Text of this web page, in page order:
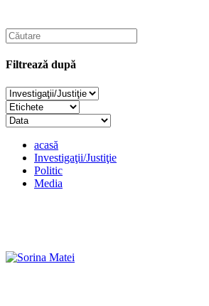
Filtrează după
acasă
Investigaţii/Justiţie
Politic
Media